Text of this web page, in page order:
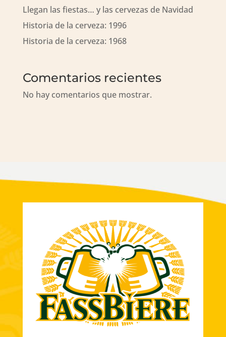
Llegan las fiestas… y las cervezas de Navidad
Historia de la cerveza: 1996
Historia de la cerveza: 1968
Comentarios recientes
No hay comentarios que mostrar.